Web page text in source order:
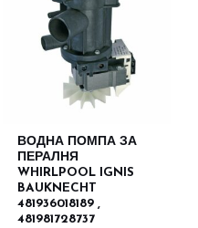
ВОДНА ПОМПА ЗА
ПЕРАЛНЯ
WHIRLPOOL IGNIS
BAUKNECHT
481936018189 ,
481981728737